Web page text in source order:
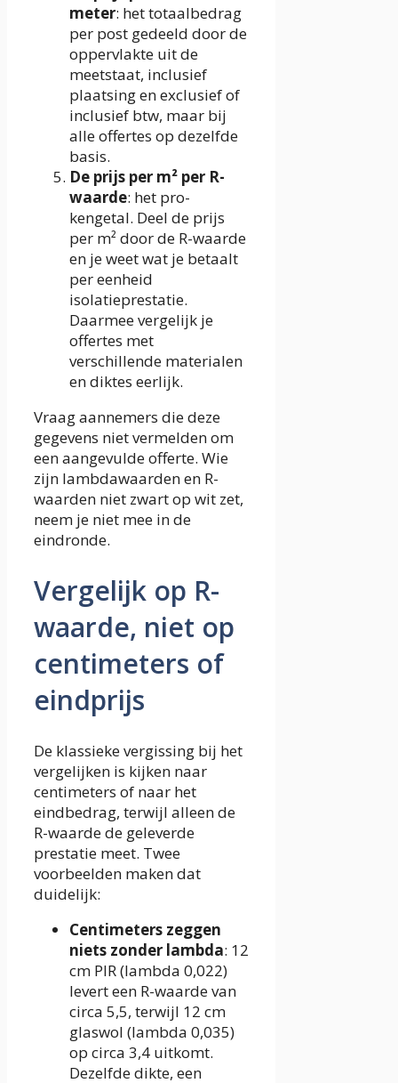
meter: het totaalbedrag
per post gedeeld door de
oppervlakte uit de
meetstaat, inclusief
plaatsing en exclusief of
inclusief btw, maar bij
alle offertes op dezelfde
basis.
De prijs per m² per R-
waarde: het pro-
kengetal. Deel de prijs
per m² door de R-waarde
en je weet wat je betaalt
per eenheid
isolatieprestatie.
Daarmee vergelijk je
offertes met
verschillende materialen
en diktes eerlijk.
Vraag aannemers die deze
gegevens niet vermelden om
een aangevulde offerte. Wie
zijn lambdawaarden en R-
waarden niet zwart op wit zet,
neem je niet mee in de
eindronde.
Vergelijk op R-
waarde, niet op
centimeters of
eindprijs
De klassieke vergissing bij het
vergelijken is kijken naar
centimeters of naar het
eindbedrag, terwijl alleen de
R-waarde de geleverde
prestatie meet. Twee
voorbeelden maken dat
duidelijk:
Centimeters zeggen
niets zonder lambda: 12
cm PIR (lambda 0,022)
levert een R-waarde van
circa 5,5, terwijl 12 cm
glaswol (lambda 0,035)
op circa 3,4 uitkomt.
Dezelfde dikte, een